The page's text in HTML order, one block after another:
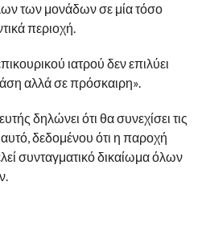
των μονάδων σε μία τόσο
περιοχή.
ιατρού δεν επιλύει
αλλά σε πρόσκαιρη».
δηλώνει ότι θα συνεχίσει τις
αυτό, δεδομένου ότι η παροχή
συνταγματικό δικαίωμα όλων